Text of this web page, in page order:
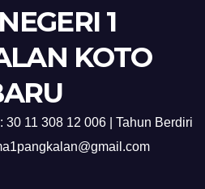
1
KOTO
30 11 308 12 006 | Tahun Berdiri